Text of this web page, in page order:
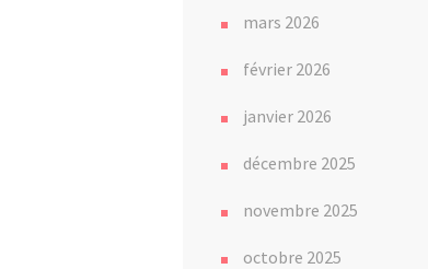
mars 2026
février 2026
janvier 2026
décembre 2025
novembre 2025
octobre 2025